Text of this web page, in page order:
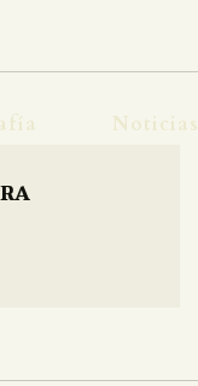
Noticias